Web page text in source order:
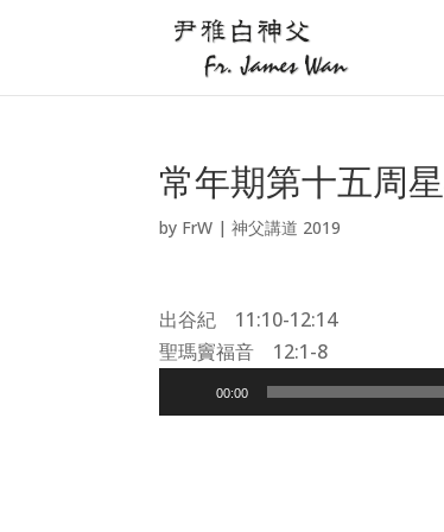
常年期第十五周
by FrW |神父講道 2019
出谷紀 11:10-12:14
聖瑪竇福音 12:1-8
Player
00:00